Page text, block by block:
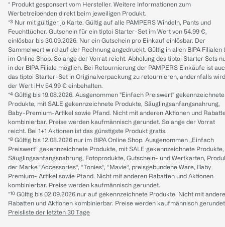
* Produkt gesponsert vom Hersteller. Weitere Informationen zum
Werbetreibenden direkt beim jeweiligen Produkt.
*³ Nur mit gültiger jö Karte. Gültig auf alle PAMPERS Windeln, Pants und
Feuchttücher. Gutschein für ein tiptoi Starter-Set im Wert von 54.99 €,
einlösbar bis 30.09.2026. Nur ein Gutschein pro Einkauf einlösbar. Der
Sammelwert wird auf der Rechnung angedruckt. Gültig in allen BIPA Filialen
im Online Shop. Solange der Vorrat reicht. Abholung des tiptoi Starter Sets
in der BIPA Filiale möglich. Bei Retournierung der PAMPERS Einkäufe ist
das tiptoi Starter-Set in Originalverpackung zu retournieren, andernfalls wird
der Wert iHv 54.99 € einbehalten.
*⁴ Gültig bis 19.08.2026. Ausgenommen "Einfach Preiswert" gekennzeichnete
Produkte, mit SALE gekennzeichnete Produkte, Säuglingsanfangsnahrung,
Baby-Premium-Artikel sowie Pfand. Nicht mit anderen Aktionen und
kombinierbar. Preise werden kaufmännisch gerundet. Solange der Vorrat
reicht. Bei 1+1 Aktionen ist das günstigste Produkt gratis.
*⁸ Gültig bis 12.08.2026 nur im BIPA Online Shop. Ausgenommen „Einfach
Preiswert“ gekennzeichnete Produkte, mit SALE gekennzeichnete Produkte,
Säuglingsanfangsnahrung, Fotoprodukte, Gutschein- und Wertkarten,
der Marke “Accessories“, “Tonies“, “Mavie“, preisgebundene Ware, Baby
Premium- Artikel sowie Pfand. Nicht mit anderen Rabatten und Aktionen
kombinierbar. Preise werden kaufmännisch gerundet.
*¹⁰ Gültig bis 02.09.2026 nur auf gekennzeichnete Produkte. Nicht mit
Rabatten und Aktionen kombinierbar. Preise werden kaufmännisch
Preisliste der letzten 30 Tage